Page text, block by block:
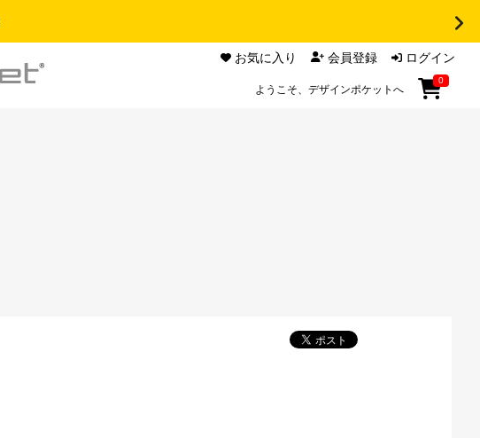
お気に入り 会員登録 ログイン
ようこそ、デザインポケットへ
0